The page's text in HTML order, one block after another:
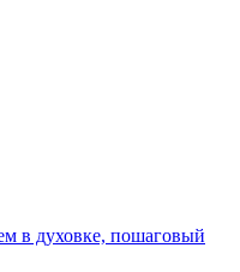
в духовке, пошаговый